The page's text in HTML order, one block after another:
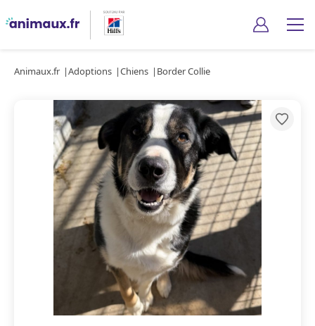
Animaux.fr Adoptions Chiens Border Collie